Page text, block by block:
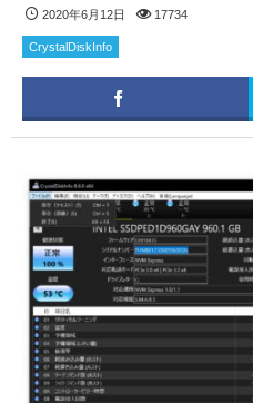
2020年6月12日 17734
CrystalDiskInfo